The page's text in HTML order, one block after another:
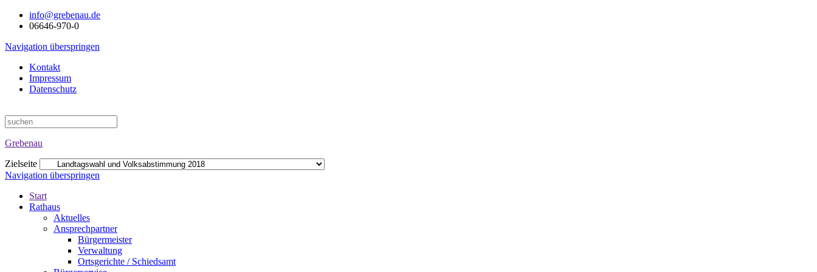
info@grebenau.de
06646-970-0
Navigation überspringen
Kontakt
Impressum
Datenschutz
Grebenau
Zielseite
Navigation überspringen
Start
Rathaus
Aktuelles
Ansprechpartner
Bürgermeister
Verwaltung
Ortsgerichte / Schiedsamt